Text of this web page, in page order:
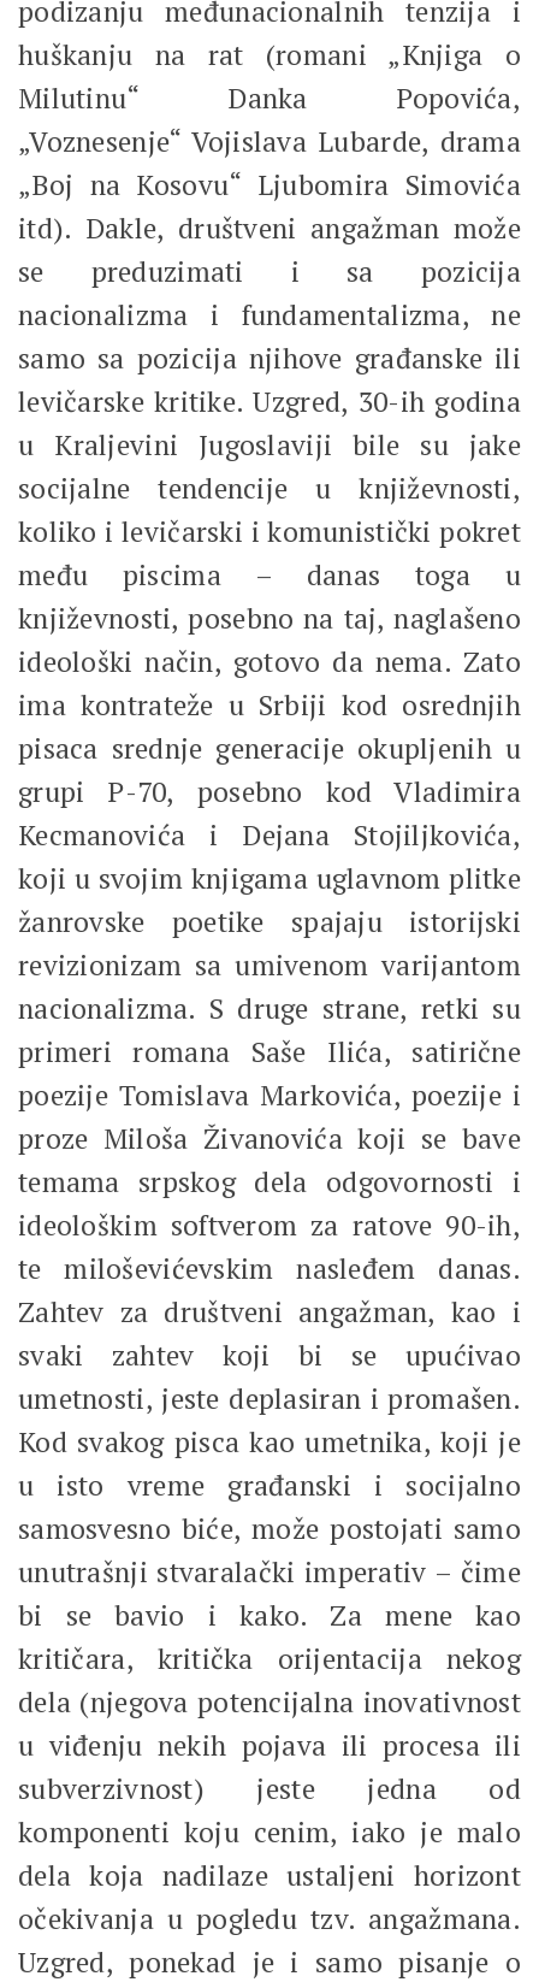
podizanju međunacionalnih tenzija i
huškanju na rat (romani „Knjiga o
Milutinu“ Danka Popovića,
„Voznesenje“ Vojislava Lubarde, drama
„Boj na Kosovu“ Ljubomira Simovića
itd). Dakle, društveni angažman može
se preduzimati i sa pozicija
nacionalizma i fundamentalizma, ne
samo sa pozicija njihove građanske ili
levičarske kritike. Uzgred, 30-ih godina
u Kraljevini Jugoslaviji bile su jake
socijalne tendencije u književnosti,
koliko i levičarski i komunistički pokret
među piscima – danas toga u
književnosti, posebno na taj, naglašeno
ideološki način, gotovo da nema. Zato
ima kontrateže u Srbiji kod osrednjih
pisaca srednje generacije okupljenih u
grupi P-70, posebno kod Vladimira
Kecmanovića i Dejana Stojiljkovića,
koji u svojim knjigama uglavnom plitke
žanrovske poetike spajaju istorijski
revizionizam sa umivenom varijantom
nacionalizma. S druge strane, retki su
primeri romana Saše Ilića, satirične
poezije Tomislava Markovića, poezije i
proze Miloša Živanovića koji se bave
temama srpskog dela odgovornosti i
ideološkim softverom za ratove 90-ih,
te miloševićevskim nasleđem danas.
Zahtev za društveni angažman, kao i
svaki zahtev koji bi se upućivao
umetnosti, jeste deplasiran i promašen.
Kod svakog pisca kao umetnika, koji je
u isto vreme građanski i socijalno
samosvesno biće, može postojati samo
unutrašnji stvaralački imperativ – čime
bi se bavio i kako. Za mene kao
kritičara, kritička orijentacija nekog
dela (njegova potencijalna inovativnost
u viđenju nekih pojava ili procesa ili
subverzivnost) jeste jedna od
komponenti koju cenim, iako je malo
dela koja nadilaze ustaljeni horizont
očekivanja u pogledu tzv. angažmana.
Uzgred, ponekad je i samo pisanje o